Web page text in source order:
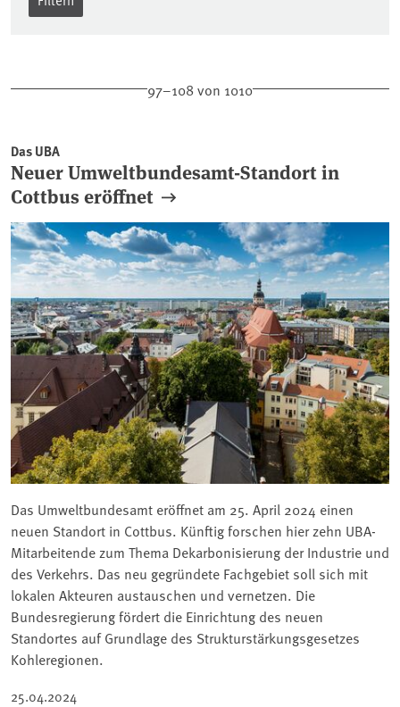
97–108 von 1010
Das UBA
Neuer Umweltbundesamt-Standort in
Cottbus eröffnet
Das Umweltbundesamt eröffnet am 25. April 2024 einen
neuen Standort in Cottbus. Künftig forschen hier zehn UBA-
Mitarbeitende zum Thema Dekarbonisierung der Industrie und
des Verkehrs. Das neu gegründete Fachgebiet soll sich mit
lokalen Akteuren austauschen und vernetzen. Die
Bundesregierung fördert die Einrichtung des neuen
Standortes auf Grundlage des Strukturstärkungsgesetzes
Kohleregionen.
25.04.2024